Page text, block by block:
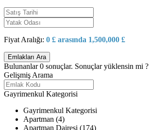
Fiyat Aralığı: 0 £ arasında 1,500,000 £
Bulunanlar0 sonuçlar. Sonuçlar yüklensin mi ?
Gelişmiş Arama
Gayrimenkul Kategorisi
Gayrimenkul Kategorisi
Apartman (4)
Apartman Dairesi (174)